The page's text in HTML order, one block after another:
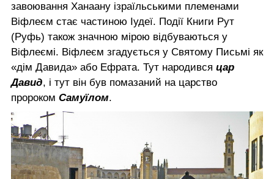
завоювання Ханаану ізраїльськими племенами
Віфлеєм стає частиною Іудеї. Події Книги Рут
(Руфь) також значною мірою відбуваються у
Віфлеємі. Віфлеєм згадується у Святому Письмі як
«дім Давида» або Ефрата. Тут народився цар
Давид, і тут він був помазаний на царство
пророком Самуїлом.